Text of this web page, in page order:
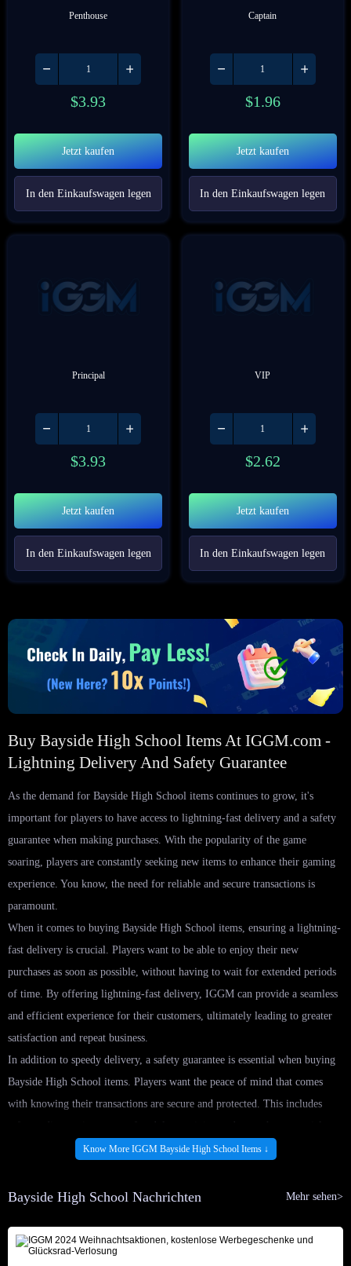
Penthouse
$3.93
Jetzt kaufen
In den Einkaufswagen legen
Captain
$1.96
Jetzt kaufen
In den Einkaufswagen legen
Principal
$3.93
Jetzt kaufen
In den Einkaufswagen legen
VIP
$2.62
Jetzt kaufen
In den Einkaufswagen legen
Buy Bayside High School Items At IGGM.com -
Lightning Delivery And Safety Guarantee
As the demand for Bayside High School items continues to grow, it's
important for players to have access to lightning-fast delivery and a safety
guarantee when making purchases. With the popularity of the game
soaring, players are constantly seeking new items to enhance their gaming
experience. You know, the need for reliable and secure transactions is
paramount.
When it comes to buying Bayside High School items, ensuring a lightning-
fast delivery is crucial. Players want to be able to enjoy their new
purchases as soon as possible, without having to wait for extended periods
of time. By offering lightning-fast delivery, IGGM can provide a seamless
and efficient experience for their customers, ultimately leading to greater
satisfaction and repeat business.
In addition to speedy delivery, a safety guarantee is essential when buying
Bayside High School items. Players want the peace of mind that comes
with knowing their transactions are secure and protected. This includes
safeguarding against scams, fraudulent activity, and any other potential
risks that may arise during the purchasing process. By offering a safety
reputation for trustworthiness and reliability.
a range of best practices. This may include utilizing secure payment
methods, implementing fraud detection measures, and providing clear and
Know More IGGM Bayside High School Items ↓
Bayside High School Nachrichten Mehr sehen>